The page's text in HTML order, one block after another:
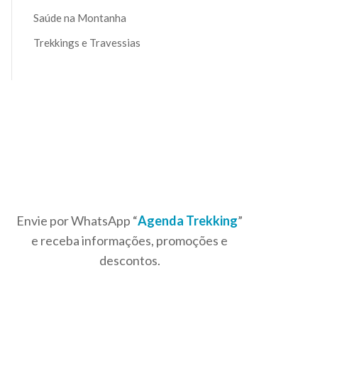
Saúde na Montanha
Trekkings e Travessias
Envie por WhatsApp “Agenda Trekking”
e receba informações, promoções e
descontos.